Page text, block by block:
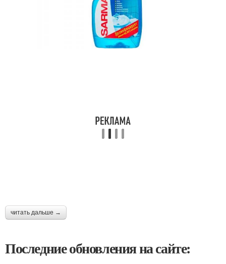
читать дальше →
Последние обновления на сайте: